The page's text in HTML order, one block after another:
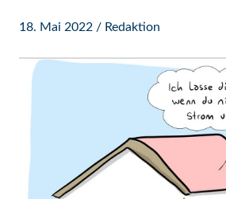
18. Mai 2022 / Redaktion